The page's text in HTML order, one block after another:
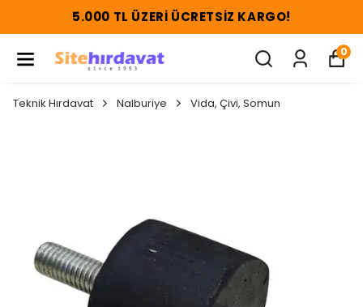
5.000 TL ÜZERI ÜCRETSIZ KARGO!
0
Teknik Hırdavat Nalburiye Vida, Çivi, Somun